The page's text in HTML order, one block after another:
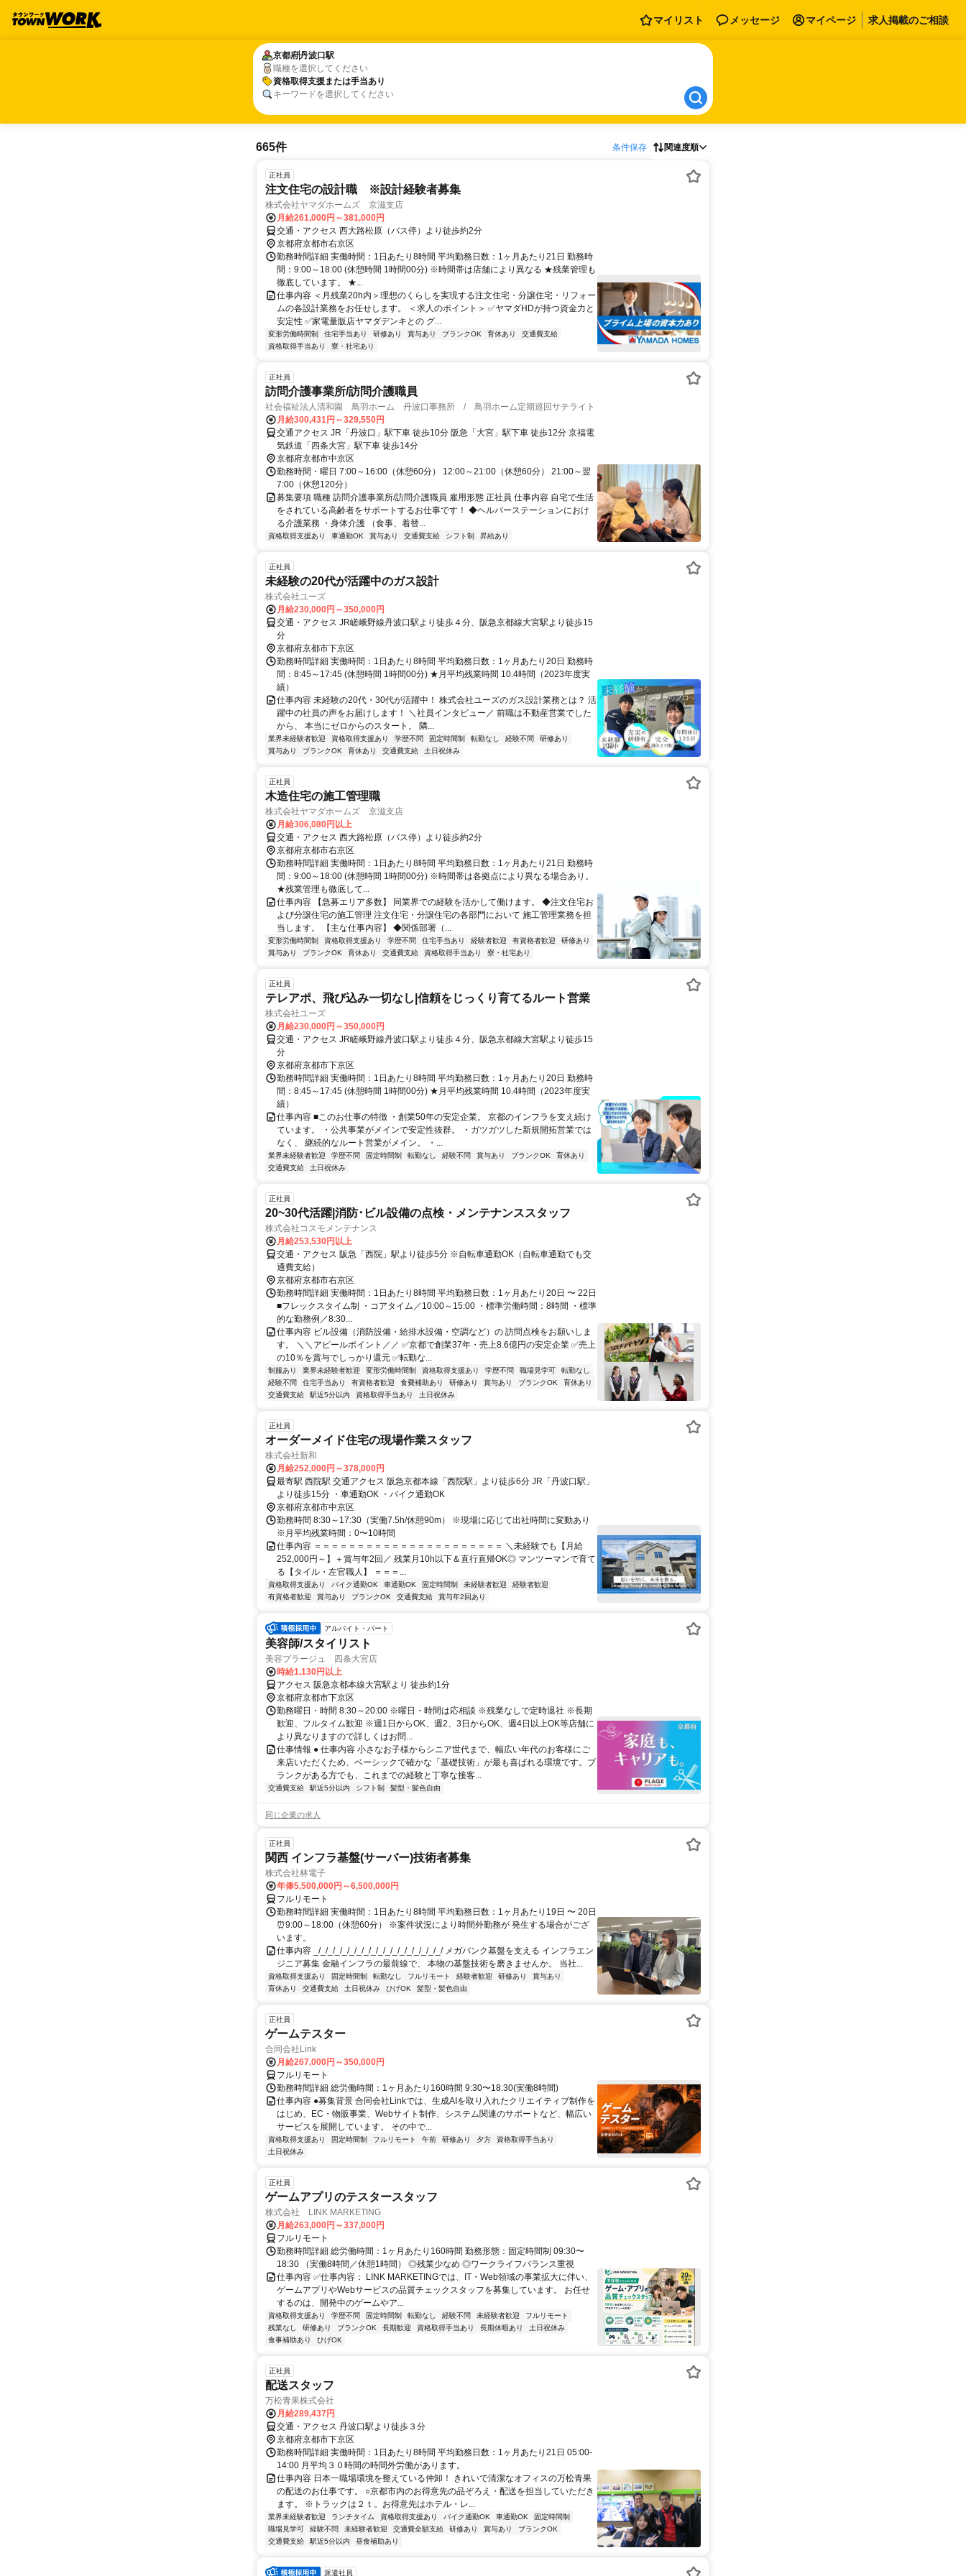
マイリスト メッセージ マイページ 求人掲載のご相談
京都府丹波口駅
職種を選択してください
資格取得支援または手当あり
キーワードを選択してください
京都府丹波口駅
資格取得支援または手当あり
665件 条件保存 関連度順
正社員
注文住宅の設計職 ※設計経験者募集
株式会社ヤマダホームズ 京滋支店
月給261,000円～381,000円
交通・アクセス 西大路松原（バス停）より徒歩約2分
京都府京都市右京区
勤務時間詳細 実働時間：1日あたり8時間 平均勤務日数：1ヶ月あたり21日 勤務時
間：9:00～18:00 (休憩時間 1時間00分) ※時間帯は店舗により異なる ★残業管理も
徹底しています。 ★...
仕事内容 ＜月残業20h内＞理想のくらしを実現する注文住宅・分譲住宅・リフォー
ムの各設計業務をお任せします。 ＜求人のポイント＞ ✅ヤマダHDが持つ資金力と
安定性 ✅家電量販店ヤマダデンキとの グ...
変形労働時間制 住宅手当あり 研修あり 賞与あり ブランクOK 育休あり
交通費支給
資格取得手当あり
寮・社宅あり
正社員
訪問介護事業所/訪問介護職員
社会福祉法人清和園 鳥羽ホーム 丹波口事務所 / 鳥羽ホーム定期巡回サテライト
月給300,431円～329,550円
交通アクセス JR「丹波口」駅下車 徒歩10分 阪急「大宮」駅下車 徒歩12分 京福電
気鉄道「四条大宮」駅下車 徒歩14分
京都府京都市中京区
勤務時間・曜日 7:00～16:00（休憩60分） 12:00～21:00（休憩60分） 21:00～翌
7:00（休憩120分）
募集要項 職種 訪問介護事業所/訪問介護職員 雇用形態 正社員 仕事内容 自宅で生活
をされている高齢者をサポートするお仕事です！ ◆ヘルパーステーションにおけ
る介護業務 ・身体介護 （食事、着替...
資格取得支援あり 車通勤OK 賞与あり 交通費支給 シフト制 昇給あり
正社員
未経験の20代が活躍中のガス設計
株式会社ユーズ
月給230,000円～350,000円
交通・アクセス JR嵯峨野線丹波口駅より徒歩４分、阪急京都線大宮駅より徒歩15
分
京都府京都市下京区
勤務時間詳細 実働時間：1日あたり8時間 平均勤務日数：1ヶ月あたり20日 勤務時
間：8:45～17:45 (休憩時間 1時間00分) ★月平均残業時間 10.4時間（2023年度実
績）
仕事内容 未経験の20代・30代が活躍中！ 株式会社ユーズのガス設計業務とは？ 活
躍中の社員の声をお届けします！ ＼社員インタビュー／ 前職は不動産営業でした
から、 本当にゼロからのスタート。 隣...
業界未経験者歓迎 資格取得支援あり 学歴不問 固定時間制 転勤なし 経験不問
研修あり
賞与あり
ブランクOK 育休あり 交通費支給 土日祝休み
正社員
木造住宅の施工管理職
株式会社ヤマダホームズ 京滋支店
月給306,080円以上
交通・アクセス 西大路松原（バス停）より徒歩約2分
京都府京都市右京区
勤務時間詳細 実働時間：1日あたり8時間 平均勤務日数：1ヶ月あたり21日 勤務時
間：9:00～18:00 (休憩時間 1時間00分) ※時間帯は各拠点により異なる場合あり。
★残業管理も徹底して...
仕事内容 【急募エリア多数】 同業界での経験を活かして働けます。 ◆注文住宅お
よび分譲住宅の施工管理 注文住宅・分譲住宅の各部門において 施工管理業務を担
当します。 【主な仕事内容】 ◆関係部署（...
変形労働時間制 資格取得支援あり 学歴不問 住宅手当あり 経験者歓迎 有資格者歓迎
研修あり
賞与あり
ブランクOK 育休あり 交通費支給 資格取得手当あり 寮・社宅あり
正社員
テレアポ、飛び込み一切なし|信頼をじっくり育てるルート営業
株式会社ユーズ
月給230,000円～350,000円
交通・アクセス JR嵯峨野線丹波口駅より徒歩４分、阪急京都線大宮駅より徒歩15
分
京都府京都市下京区
勤務時間詳細 実働時間：1日あたり8時間 平均勤務日数：1ヶ月あたり20日 勤務時
間：8:45～17:45 (休憩時間 1時間00分) ★月平均残業時間 10.4時間（2023年度実
績）
仕事内容 ■このお仕事の特徴 ・創業50年の安定企業。 京都のインフラを支え続け
ています。 ・公共事業がメインで安定性抜群。 ・ガツガツした新規開拓営業では
なく、 継続的なルート営業がメイン。 ・...
業界未経験者歓迎 学歴不問 固定時間制 転勤なし 経験不問 賞与あり ブランクOK
育休あり
交通費支給
土日祝休み
正社員
20~30代活躍|消防･ビル設備の点検・メンテナンススタッフ
株式会社コスモメンテナンス
月給253,530円以上
交通・アクセス 阪急「西院」駅より徒歩5分 ※自転車通勤OK（自転車通勤でも交
通費支給）
京都府京都市右京区
勤務時間詳細 実働時間：1日あたり8時間 平均勤務日数：1ヶ月あたり20日 〜 22日
■フレックスタイム制 ・コアタイム／10:00～15:00 ・標準労働時間：8時間 ・標準
的な勤務例／8:30...
仕事内容 ビル設備（消防設備・給排水設備・空調など）の 訪問点検をお願いしま
す。 ＼＼アピールポイント／／ ✅京都で創業37年・売上8.6億円の安定企業 ✅売上
の10％を賞与でしっかり還元 ✅転勤な...
制服あり 業界未経験者歓迎 変形労働時間制 資格取得支援あり 学歴不問 職場見学可
転勤なし
経験不問
住宅手当あり 有資格者歓迎 食費補助あり 研修あり 賞与あり ブランクOK
育休あり
交通費支給
駅近5分以内 資格取得手当あり 土日祝休み
正社員
オーダーメイド住宅の現場作業スタッフ
株式会社新和
月給252,000円～378,000円
最寄駅 西院駅 交通アクセス 阪急京都本線「西院駅」より徒歩6分 JR「丹波口駅」
より徒歩15分 ・車通勤OK ・バイク通勤OK
京都府京都市中京区
勤務時間 8:30～17:30（実働7.5h/休憩90m） ※現場に応じて出社時間に変動あり
※月平均残業時間：0〜10時間
仕事内容 ＝＝＝＝＝＝＝＝＝＝＝＝＝＝＝＝＝＝＝＝＝＝ ＼未経験でも【月給
252,000円～】＋賞与年2回／ 残業月10h以下＆直行直帰OK◎ マンツーマンで育て
る【タイル・左官職人】 ＝＝＝...
資格取得支援あり バイク通勤OK 車通勤OK 固定時間制 未経験者歓迎
経験者歓迎
有資格者歓迎
賞与あり ブランクOK 交通費支給 賞与年2回あり
アルバイト・パート
美容師/スタイリスト
美容プラージュ 四条大宮店
時給1,130円以上
アクセス 阪急京都本線大宮駅より 徒歩約1分
京都府京都市下京区
勤務曜日・時間 8:30～20:00 ※曜日・時間は応相談 ※残業なしで定時退社 ※長期
歓迎、フルタイム歓迎 ※週1日からOK、週2、3日からOK、週4日以上OK等店舗に
より異なりますので詳しくはお問...
仕事情報 ● 仕事内容 小さなお子様からシニア世代まで、幅広い年代のお客様にご
来店いただくため、ベーシックで確かな「基礎技術」が最も喜ばれる環境です。ブ
ランクがある方でも、これまでの経験と丁寧な接客...
交通費支給 駅近5分以内 シフト制 髪型・髪色自由
同じ企業の求人
正社員
関西 インフラ基盤(サーバー)技術者募集
株式会社林電子
年俸5,500,000円～6,500,000円
フルリモート
勤務時間詳細 実働時間：1日あたり8時間 平均勤務日数：1ヶ月あたり19日 〜 20日
⏰9:00～18:00（休憩60分） ※案件状況により時間外勤務が 発生する場合がござ
います。
仕事内容 _/_/_/_/_/_/_/_/_/_/_/_/_/_/_/_/_/_/ メガバンク基盤を支える インフラエン
ジニア募集 金融インフラの最前線で、 本物の基盤技術を磨きませんか。 当社...
資格取得支援あり 固定時間制 転勤なし フルリモート 経験者歓迎 研修あり
賞与あり
育休あり
交通費支給 土日祝休み ひげOK 髪型・髪色自由
正社員
ゲームテスター
合同会社Link
月給267,000円～350,000円
フルリモート
勤務時間詳細 総労働時間：1ヶ月あたり160時間 9:30〜18:30(実働8時間)
仕事内容 ●募集背景 合同会社Linkでは、生成AIを取り入れたクリエイティブ制作を
はじめ、EC・物販事業、Webサイト制作、システム関連のサポートなど、幅広い
サービスを展開しています。 その中で...
資格取得支援あり 固定時間制 フルリモート 午前 研修あり 夕方
資格取得手当あり
土日祝休み
正社員
ゲームアプリのテスタースタッフ
株式会社 LINK MARKETING
月給263,000円～337,000円
フルリモート
勤務時間詳細 総労働時間：1ヶ月あたり160時間 勤務形態：固定時間制 09:30〜
18:30 （実働8時間／休憩1時間） ◎残業少なめ ◎ワークライフバランス重視
仕事内容 ✅仕事内容： LINK MARKETINGでは、IT・Web領域の事業拡大に伴い、
ゲームアプリやWebサービスの品質チェックスタッフを募集しています。 お任せ
するのは、開発中のゲームやア...
資格取得支援あり 学歴不問 固定時間制 転勤なし 経験不問 未経験者歓迎
フルリモート
残業なし
研修あり ブランクOK 長期歓迎 資格取得手当あり 長期休暇あり
土日祝休み
食事補助あり
ひげOK
正社員
配送スタッフ
万松青果株式会社
月給289,437円
交通・アクセス 丹波口駅より徒歩３分
京都府京都市下京区
勤務時間詳細 実働時間：1日あたり8時間 平均勤務日数：1ヶ月あたり21日 05:00-
14:00 月平均３０時間の時間外労働があります。
仕事内容 日本一職場環境を整えている仲卸！ きれいで清潔なオフィスの万松青果
の配送のお仕事です。 ○京都市内のお得意先の品ぞろえ・配送を担当していただき
ます。 ※トラックは２ｔ。お得意先はホテル・レ...
業界未経験者歓迎 ランチタイム 資格取得支援あり バイク通勤OK 車通勤OK
固定時間制
職場見学可
経験不問 未経験者歓迎 交通費全額支給 研修あり 賞与あり
ブランクOK
交通費支給
駅近5分以内 昼食補助あり
派遣社員